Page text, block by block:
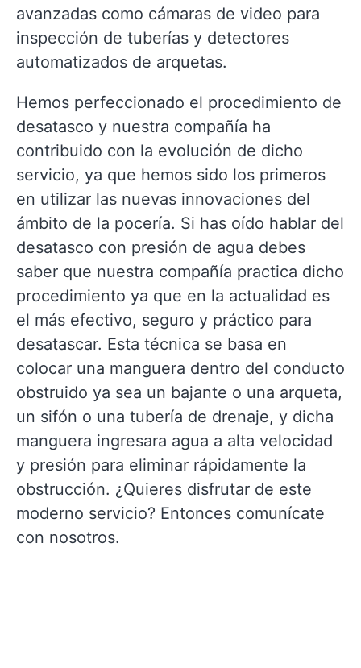
avanzadas como cámaras de video para
inspección de tuberías y detectores
automatizados de arquetas.
Hemos perfeccionado el procedimiento de
desatasco y nuestra compañía ha
contribuido con la evolución de dicho
servicio, ya que hemos sido los primeros
en utilizar las nuevas innovaciones del
ámbito de la pocería. Si has oído hablar del
desatasco con presión de agua debes
saber que nuestra compañía practica dicho
procedimiento ya que en la actualidad es
el más efectivo, seguro y práctico para
desatascar. Esta técnica se basa en
colocar una manguera dentro del conducto
obstruido ya sea un bajante o una arqueta,
un sifón o una tubería de drenaje, y dicha
manguera ingresara agua a alta velocidad
y presión para eliminar rápidamente la
obstrucción. ¿Quieres disfrutar de este
moderno servicio? Entonces comunícate
con nosotros.